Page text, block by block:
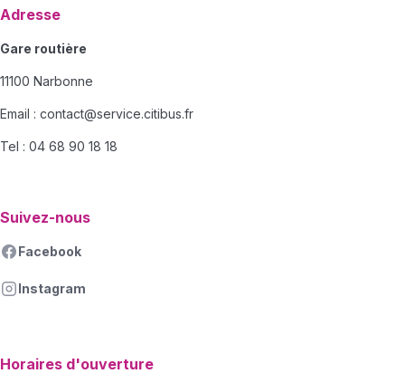
Adresse
Gare routière
11100 Narbonne
Email : contact@service.citibus.fr
Tel : 04 68 90 18 18
Suivez-nous
Facebook
Instagram
Horaires d'ouverture